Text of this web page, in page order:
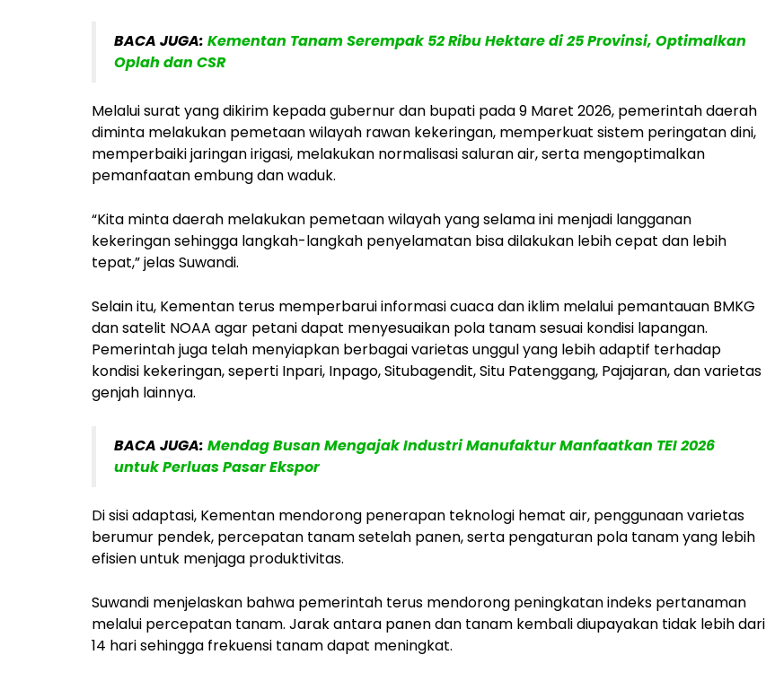
BACA JUGA: Kementan Tanam Serempak 52 Ribu Hektare di 25 Provinsi, Optimalkan
Oplah dan CSR
Melalui surat yang dikirim kepada gubernur dan bupati pada 9 Maret 2026, pemerintah daerah
diminta melakukan pemetaan wilayah rawan kekeringan, memperkuat sistem peringatan dini,
memperbaiki jaringan irigasi, melakukan normalisasi saluran air, serta mengoptimalkan
pemanfaatan embung dan waduk.
“Kita minta daerah melakukan pemetaan wilayah yang selama ini menjadi langganan
kekeringan sehingga langkah-langkah penyelamatan bisa dilakukan lebih cepat dan lebih
tepat,” jelas Suwandi.
Selain itu, Kementan terus memperbarui informasi cuaca dan iklim melalui pemantauan BMKG
dan satelit NOAA agar petani dapat menyesuaikan pola tanam sesuai kondisi lapangan.
Pemerintah juga telah menyiapkan berbagai varietas unggul yang lebih adaptif terhadap
kondisi kekeringan, seperti Inpari, Inpago, Situbagendit, Situ Patenggang, Pajajaran, dan varietas
genjah lainnya.
BACA JUGA: Mendag Busan Mengajak Industri Manufaktur Manfaatkan TEI 2026
untuk Perluas Pasar Ekspor
Di sisi adaptasi, Kementan mendorong penerapan teknologi hemat air, penggunaan varietas
berumur pendek, percepatan tanam setelah panen, serta pengaturan pola tanam yang lebih
efisien untuk menjaga produktivitas.
Suwandi menjelaskan bahwa pemerintah terus mendorong peningkatan indeks pertanaman
melalui percepatan tanam. Jarak antara panen dan tanam kembali diupayakan tidak lebih dari
14 hari sehingga frekuensi tanam dapat meningkat.